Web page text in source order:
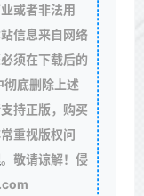
或者非法用
信息来自网络
须在下载后的
底删除上述
持正版，购买
重视版权问
。敬请谅解！侵